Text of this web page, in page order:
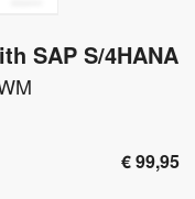
SAP S/4HANA
€ 99,95